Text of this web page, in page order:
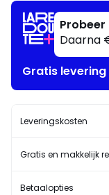
Daarna
Gratis levering
Leveringskosten
Gratis en makkelijk
Betaalopties